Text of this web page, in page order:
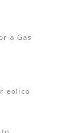
a Gas
eolico